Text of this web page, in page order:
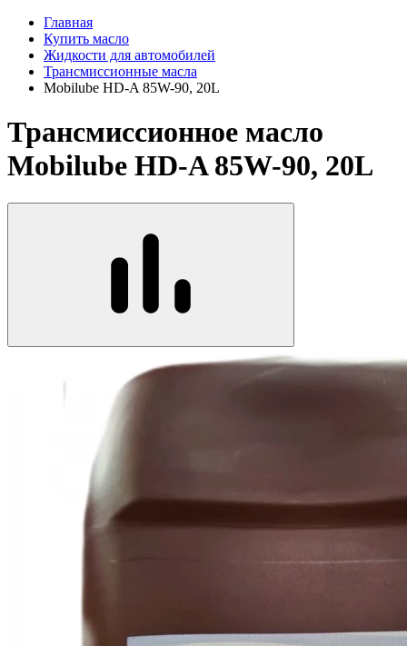
Главная
Купить масло
Жидкости для автомобилей
Трансмиссионные масла
Mobilube HD-A 85W-90, 20L
Трансмиссионное масло
Mobilube HD-A 85W-90, 20L